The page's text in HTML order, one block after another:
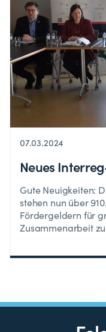
07.03.2024
Neues
Gute Neuigkeiten:
stehen nun über
Fördergeldern für
Zusammenarbeit